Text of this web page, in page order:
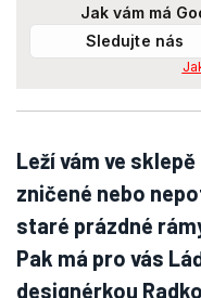
Jak vám má
Sledujte nás
Leží vám ve
zničené nebo
staré prázdné
Pak má pro vás
designérkou